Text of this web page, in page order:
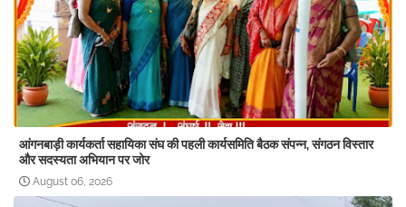
आंगनबाड़ी कार्यकर्ता सहायिका संघ की पहली कार्यसमिति बैठक संपन्न, संगठन विस्तार
और सदस्यता अभियान पर जोर
August 06, 2026